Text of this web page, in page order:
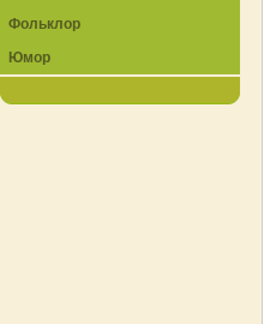
Фольклор
Юмор